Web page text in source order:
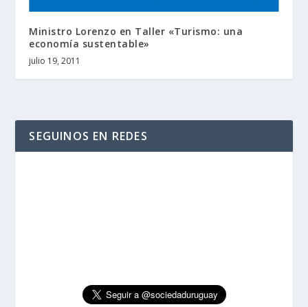
Ministro Lorenzo en Taller «Turismo: una
economía sustentable»
julio 19, 2011
SEGUINOS EN REDES